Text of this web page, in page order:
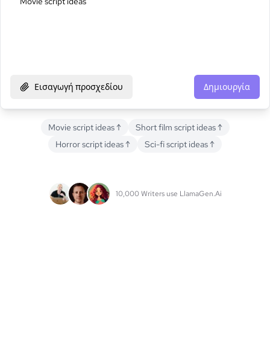
Εισαγωγή προσχεδίου Δημιουργία
Movie script ideas↑ Short film script ideas↑
Horror script ideas↑ Sci-fi script ideas↑
10,000 Writers use LlamaGen.Ai